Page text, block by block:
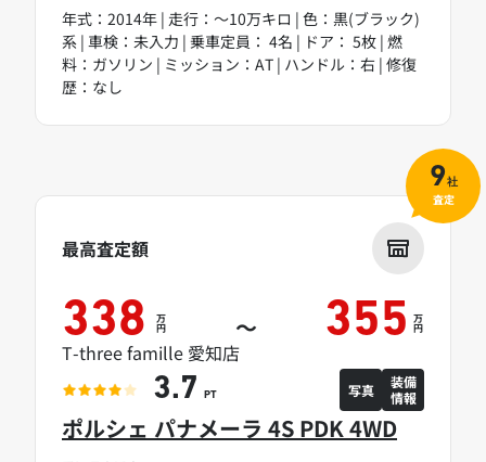
年式：2014年 | 走行：～10万キロ | 色：黒(ブラック)
系 | 車検：未入力 | 乗車定員： 4名 | ドア： 5枚 | 燃
料：ガソリン | ミッション：AT | ハンドル：右 | 修復
歴：なし
ポルシェ パナメーラ 4S PDK 4WD
最高査定額
338 万
円 ～ 355 万
円
T-three famille 愛知店
3.7 PT 写真
装備
情報
9社
査定